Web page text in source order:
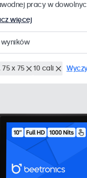
pracy w
więcej
wyników
75 x 75 10 cali